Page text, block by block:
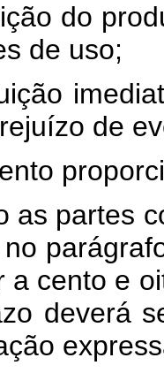
do
de uso;
de
as partes
a cento e
deverá